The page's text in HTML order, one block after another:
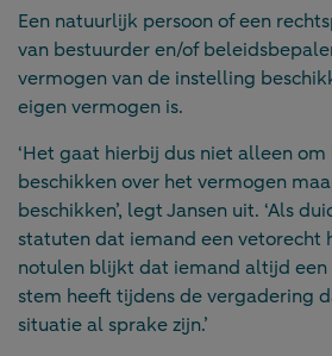
Een natuurlijk persoon of een
van bestuurder en/of
vermogen van de instelling
eigen vermogen is.
‘Het gaat hierbij dus niet alleen
beschikken over het vermogen
beschikken’, legt Jansen uit. ‘Als
statuten dat iemand een vetorecht
notulen blijkt dat iemand altijd
stem heeft tijdens de vergadering
situatie al sprake zijn.’